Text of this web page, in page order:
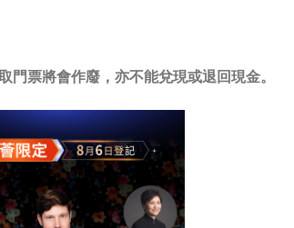
票將會作廢，亦不能兌現或退回現金。